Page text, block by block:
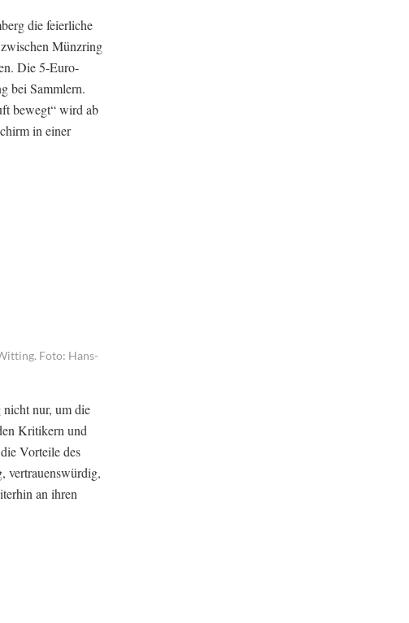
die feierliche
Münzring
Die 5-Euro-
bei Sammlern.
bewegt“ wird ab
in einer
Foto: Hans-
nur, um die
Kritikern und
Vorteile des
vertrauenswürdig,
an ihren